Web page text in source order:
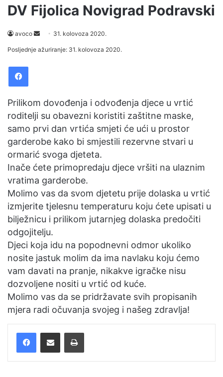
DV Fijolica Novigrad Podravski
avoco
Send
an
31. kolovoza 2020.
Posljednje ažuriranje: 31. kolovoza 2020.
Facebook
Prilikom dovođenja i odvođenja djece u vrtić
roditelji su obavezni koristiti zaštitne maske,
samo prvi dan vrtića smjeti će ući u prostor
garderobe kako bi smjestili rezervne stvari u
ormarić svoga djeteta.
Inače ćete primopredaju djece vršiti na ulaznim
vratima garderobe.
Molimo vas da svom djetetu prije dolaska u vrtić
izmjerite tjelesnu temperaturu koju ćete upisati u
bilježnicu i prilikom jutarnjeg dolaska predočiti
odgojitelju.
Djeci koja idu na popodnevni odmor ukoliko
nosite jastuk molim da ima navlaku koju ćemo
vam davati na pranje, nikakve igračke nisu
dozvoljene nositi u vrtić od kuće.
Molimo vas da se pridržavate svih propisanih
mjera radi očuvanja svojeg i našeg zdravlja!
FacebookPodijelite putem e-pošte Ispis